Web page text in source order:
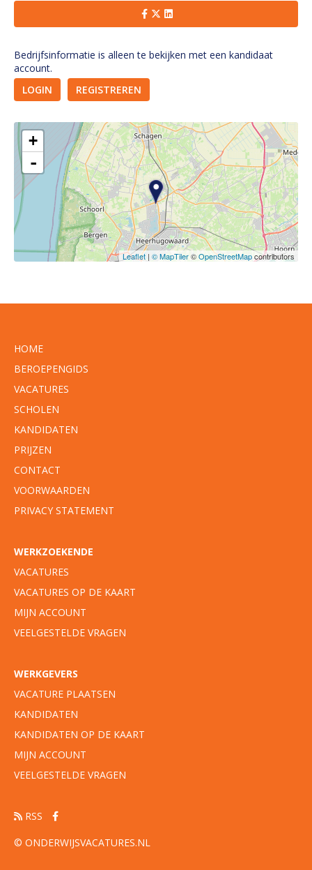
Bedrijfsinformatie is alleen te bekijken met een kandidaat
account.
LOGIN
REGISTREREN
+
-
Leaflet | © MapTiler©OpenStreetMapcontributors
HOME
BEROEPENGIDS
VACATURES
SCHOLEN
KANDIDATEN
PRIJZEN
CONTACT
VOORWAARDEN
PRIVACY STATEMENT
WERKZOEKENDE
VACATURES
VACATURES OP DE KAART
MIJN ACCOUNT
VEELGESTELDE VRAGEN
WERKGEVERS
VACATURE PLAATSEN
KANDIDATEN
KANDIDATEN OP DE KAART
MIJN ACCOUNT
VEELGESTELDE VRAGEN
RSS
© ONDERWIJSVACATURES.NL